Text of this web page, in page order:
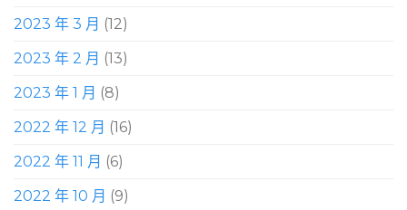
2023 年 3 月 (12)
2023 年 2 月 (13)
2023 年 1 月 (8)
2022 年 12 月 (16)
2022 年 11 月 (6)
2022 年 10 月 (9)